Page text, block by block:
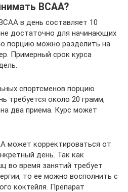
ВСАА?
в день составляет 10
достаточно для начинающих
порцию можно разделить на
Примерный срок курса
спортсменов порцию
требуется около 20 грамм,
два приема. Курс может
может корректироваться от
день. Так как
во время занятий требует
то ее можно восполнить с
коктейля. Препарат